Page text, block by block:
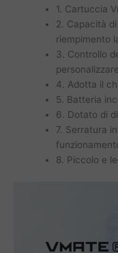
1. Cartuccia
2. Capacità
riempimento
3. Controllo
4. Adotta il
5. Batteria
6. Dotato di
7. Serratura
8. Piccolo e